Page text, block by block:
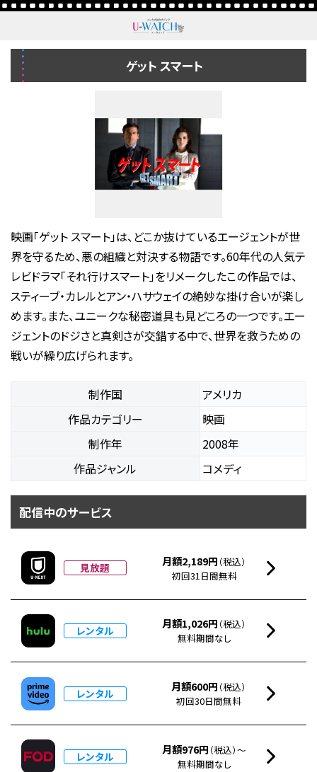
ゲット スマート
映画「ゲット スマート」は、どこか抜けているエージェントが世
界を守るため、悪の組織と対決する物語です。60年代の人気テ
レビドラマ「それ行けスマート」をリメークしたこの作品では、
スティーブ・カレルとアン・ハサウェイの絶妙な掛け合いが楽し
めます。また、ユニークな秘密道具も見どころの一つです。エー
ジェントのドジさと真剣さが交錯する中で、世界を救うための
戦いが繰り広げられます。
制作国
アメリカ
作品カテゴリー
映画
制作年
2008年
作品ジャンル
コメディ
配信中のサービス
見放題 月額2,189円 （税込）
初回31日間無料
レンタル 月額1,026円 （税込）
無料期間なし
レンタル 月額600円 （税込）
初回30日間無料
レンタル 月額976円 （税込）～
無料期間なし